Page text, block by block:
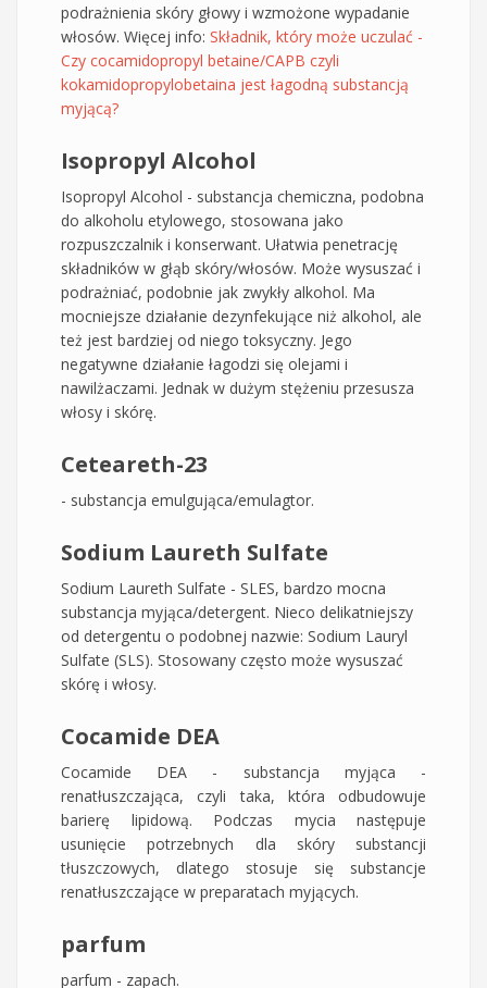
podrażnienia skóry głowy i wzmożone wypadanie
włosów. Więcej info: Składnik, który może uczulać -
Czy cocamidopropyl betaine/CAPB czyli
kokamidopropylobetaina jest łagodną substancją
myjącą?
Isopropyl Alcohol
Isopropyl Alcohol - substancja chemiczna, podobna
do alkoholu etylowego, stosowana jako
rozpuszczalnik i konserwant. Ułatwia penetrację
składników w głąb skóry/włosów. Może wysuszać i
podrażniać, podobnie jak zwykły alkohol. Ma
mocniejsze działanie dezynfekujące niż alkohol, ale
też jest bardziej od niego toksyczny. Jego
negatywne działanie łagodzi się olejami i
nawilżaczami. Jednak w dużym stężeniu przesusza
włosy i skórę.
Ceteareth-23
- substancja emulgująca/emulagtor.
Sodium Laureth Sulfate
Sodium Laureth Sulfate - SLES, bardzo mocna
substancja myjąca/detergent. Nieco delikatniejszy
od detergentu o podobnej nazwie: Sodium Lauryl
Sulfate (SLS). Stosowany często może wysuszać
skórę i włosy.
Cocamide DEA
Cocamide DEA - substancja myjąca -
renatłuszczająca, czyli taka, która odbudowuje
barierę lipidową. Podczas mycia następuje
usunięcie potrzebnych dla skóry substancji
tłuszczowych, dlatego stosuje się substancje
renatłuszczające w preparatach myjących.
parfum
parfum - zapach.